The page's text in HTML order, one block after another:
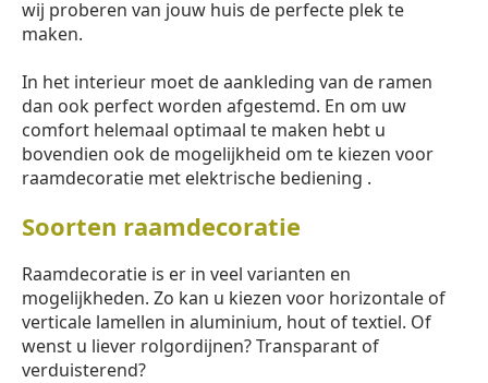
wij proberen van jouw huis de perfecte plek te
maken.
In het interieur moet de aankleding van de ramen
dan ook perfect worden afgestemd. En om uw
comfort helemaal optimaal te maken hebt u
bovendien ook de mogelijkheid om te kiezen voor
raamdecoratie met elektrische bediening .
Soorten raamdecoratie
Raamdecoratie is er in veel varianten en
mogelijkheden. Zo kan u kiezen voor horizontale of
verticale lamellen in aluminium, hout of textiel. Of
wenst u liever rolgordijnen? Transparant of
verduisterend?